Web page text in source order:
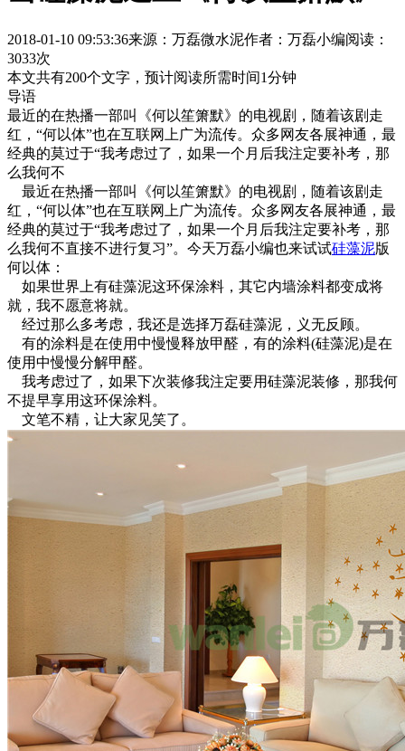
2018-01-10 09:53:36来源：万磊微水泥作者：万磊小编阅读：
3033次
本文共有200个文字，预计阅读所需时间1分钟
导语
最近的在热播一部叫《何以笙箫默》的电视剧，随着该剧走
红，“何以体”也在互联网上广为流传。众多网友各展神通，最
经典的莫过于“我考虑过了，如果一个月后我注定要补考，那
么我何不
最近在热播一部叫《何以笙箫默》的电视剧，随着该剧走
红，“何以体”也在互联网上广为流传。众多网友各展神通，最
经典的莫过于“我考虑过了，如果一个月后我注定要补考，那
么我何不直接不进行复习”。今天万磊小编也来试试硅藻泥版
何以体：
如果世界上有硅藻泥这环保涂料，其它内墙涂料都变成将
就，我不愿意将就。
经过那么多考虑，我还是选择万磊硅藻泥，义无反顾。
有的涂料是在使用中慢慢释放甲醛，有的涂料(硅藻泥)是在
使用中慢慢分解甲醛。
我考虑过了，如果下次装修我注定要用硅藻泥装修，那我何
不提早享用这环保涂料。
文笔不精，让大家见笑了。